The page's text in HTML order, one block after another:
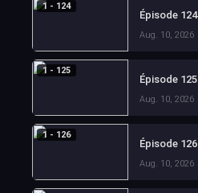
1 - 124
Épisode 124
Aug. 10, 2026
1 - 125
Épisode 125
Aug. 10, 2026
1 - 126
Épisode 126
Aug. 10, 2026